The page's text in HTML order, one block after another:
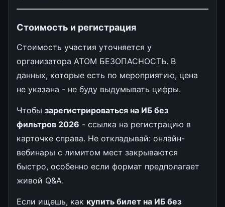
Стоимость и регистрация
Стоимость участия уточняется у
организатора АТОМ БЕЗОПАСНОСТЬ. В
данных, которые есть по мероприятию, цена
не указана - не буду выдумывать цифры.
Чтобы зарегистрироваться на ИБ без
фильтров 2026 - ссылка на регистрацию в
карточке справа. Не откладывай: онлайн-
вебинары с лимитом мест закрываются
быстро, особенно если формат предполагает
живой Q&A.
Если ищешь, как купить билет на ИБ без